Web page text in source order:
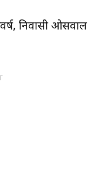
निवासी ओसवाल